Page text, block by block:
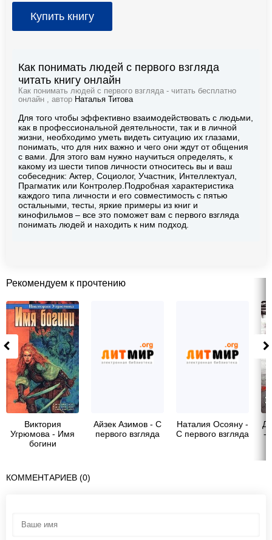
Купить книгу
Как понимать людей с первого взгляда
читать книгу онлайн
Как понимать людей с первого взгляда - читать бесплатно
онлайн , автор Наталья Титова
Для того чтобы эффективно взаимодействовать с людьми,
как в профессиональной деятельности, так и в личной
жизни, необходимо уметь видеть ситуацию их глазами,
понимать, что для них важно и чего они ждут от общения
с вами. Для этого вам нужно научиться определять, к
какому из шести типов личности относитесь вы и ваш
собеседник: Актер, Социолог, Участник, Интеллектуал,
Прагматик или Контролер.Подробная характеристика
каждого типа личности и его совместимость с пятью
остальными, тесты, яркие примеры из книг и
кинофильмов – все это поможет вам с первого взгляда
понимать людей и находить к ним подход.
Рекомендуем к прочтению
Виктория
Угрюмова - Имя
богини
Айзек Азимов - С
первого взгляда
Наталия Осояну -
С первого взгляда
-
КОММЕНТАРИЕВ (0)